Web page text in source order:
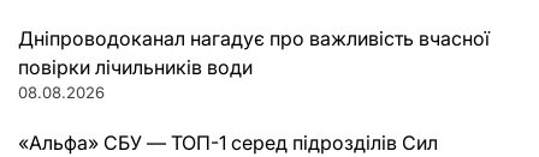
Дніпроводоканал нагадує про важливість вчасної
повірки лічильників води
08.08.2026
«Альфа» СБУ — ТОП-1 серед підрозділів Сил